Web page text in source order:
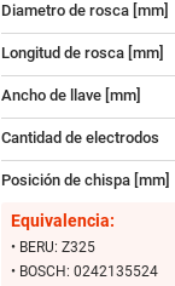
Diametro de rosca [mm]
Longitud de rosca [mm]
Ancho de llave [mm]
Cantidad de electrodos
Posición de chispa [mm]
Equivalencia:
• BERU: Z325
• BOSCH: 0242135524